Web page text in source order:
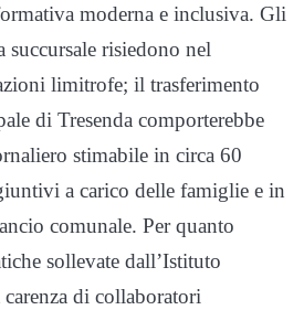
moderna e inclusiva. Gli
risiedono nel
limitrofe; il trasferimento
di Tresenda comporterebbe
stimabile in circa 60
a carico delle famiglie e in
comunale. Per quanto
sollevate dall’Istituto
di collaboratori